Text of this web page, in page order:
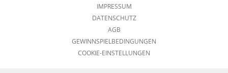
IMPRESSUM
DATENSCHUTZ
AGB
GEWINNSPIELBEDINGUNGEN
COOKIE-EINSTELLUNGEN